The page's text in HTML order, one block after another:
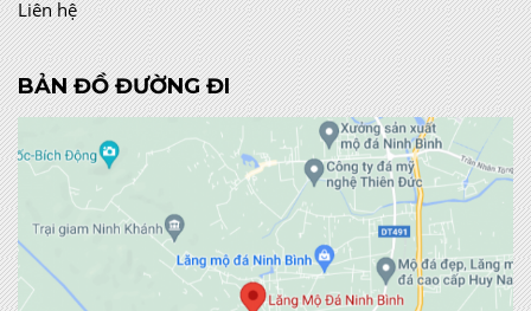
Liên hệ
BẢN ĐỒ ĐƯỜNG ĐI